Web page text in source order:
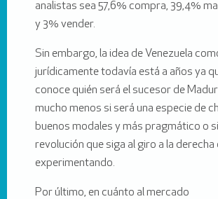
analistas sea 57,6% compra, 39,4%
y 3% vender.
Sin embargo, la idea de Venezuela
jurídicamente todavía está a años ya
conoce quién será el sucesor de
mucho menos si será una especie de
buenos modales y más pragmático o
revolución que siga al giro a la derecha
experimentando.
Por último, en cuánto al mercado